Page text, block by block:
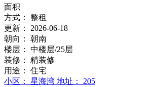
面积
方式：
整租
更新：
2026-06-18
朝向：
朝南
楼层：
中楼层/25层
装修：
精装修
用途：
住宅
小区：
星海湾 地址：
205